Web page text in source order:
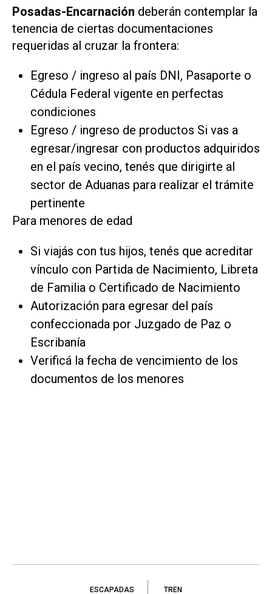
Posadas-Encarnación deberán contemplar la
tenencia de ciertas documentaciones
requeridas al cruzar la frontera:
Egreso / ingreso al país DNI, Pasaporte o
Cédula Federal vigente en perfectas
condiciones
Egreso / ingreso de productos Si vas a
egresar/ingresar con productos adquiridos
en el país vecino, tenés que dirigirte al
sector de Aduanas para realizar el trámite
pertinente
Para menores de edad
Si viajás con tus hijos, tenés que acreditar
vínculo con Partida de Nacimiento, Libreta
de Familia o Certificado de Nacimiento
Autorización para egresar del país
confeccionada por Juzgado de Paz o
Escribanía
Verificá la fecha de vencimiento de los
documentos de los menores
ESCAPADAS TREN